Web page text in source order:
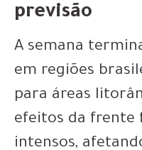
previsão
A semana
em regiões
para áreas
efeitos da frente
intensos,